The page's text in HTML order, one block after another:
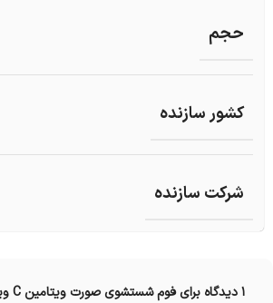
حجم
کشور سازنده
شرکت سازنده
1 دیدگاه برای فوم شستشوی صورت ویتامین C ویتالیر 150 میل